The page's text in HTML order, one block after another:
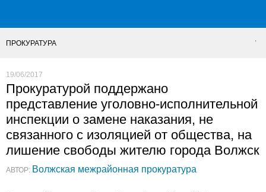
ПРОКУРАТУРА
19/06/2017
Прокуратурой поддержано
представление уголовно-исполнительной
инспекции о замене наказания, не
связанного с изоляцией от общества, на
лишение свободы жителю города Волжск
АВТОР: Волжская межрайонная прокуратура